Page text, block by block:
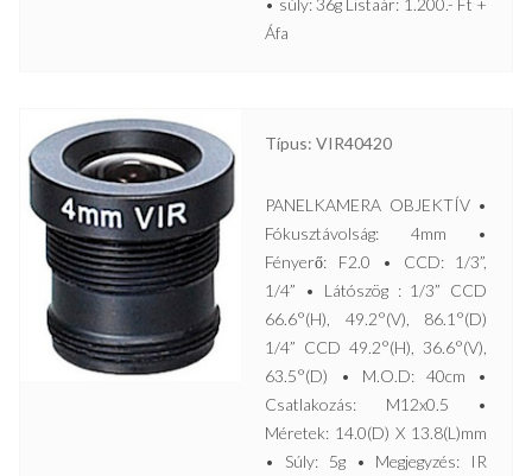
• súly: 36g Listaár: 1.200.- Ft +
Áfa
Típus: VIR40420
PANELKAMERA OBJEKTÍV •
Fókusztávolság: 4mm •
Fényerő: F2.0 • CCD: 1/3”,
1/4” • Látószög : 1/3” CCD
66.6°(H), 49.2°(V), 86.1°(D)
1/4” CCD 49.2°(H), 36.6°(V),
63.5°(D) • M.O.D: 40cm •
Csatlakozás: M12x0.5 •
Méretek: 14.0(D) X 13.8(L)mm
• Súly: 5g • Megjegyzés: IR